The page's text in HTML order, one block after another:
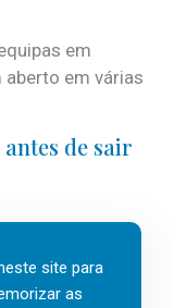
em
em várias
de sair
os fins-de-
fica mais
site para
as